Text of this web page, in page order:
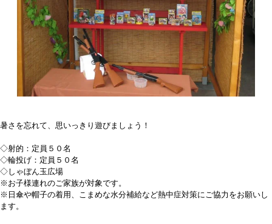
暑さを忘れて、思いっきり遊びましょう！
◇射的：定員５０名
◇輪投げ：定員５０名
◇しゃぼん玉広場
※お子様連れのご家族が対象です。
※日傘や帽子の着用、こまめな水分補給など熱中症対策にご協力をお願いし
ます。